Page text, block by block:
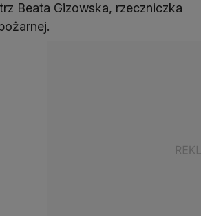
Beata Gizowska, rzeczniczka